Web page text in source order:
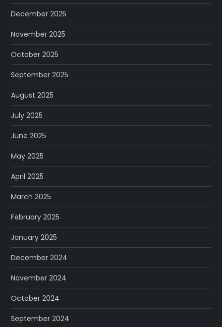
December 2025
November 2025
October 2025
September 2025
August 2025
July 2025
June 2025
May 2025
April 2025
March 2025
February 2025
January 2025
December 2024
November 2024
October 2024
September 2024